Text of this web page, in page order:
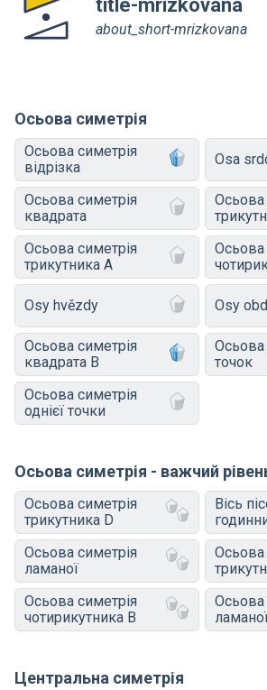
title-mrizkovana
about_short-mrizkovana
Осьова симетрія
Осьова симетрія
відрізка
Osa
Осьова симетрія
квадрата
Осьова
Осьова симетрія
трикутника A
Осьова
Osy hvězdy Osy
Осьова симетрія
квадрата B
Осьова
точок
Осьова симетрія
однієї точки
Осьова симетрія - важчий
Осьова симетрія
трикутника D
Вісь
Осьова симетрія
ламаної
Осьова
Осьова симетрія
чотирикутника B
Осьова
Центральна симетрія